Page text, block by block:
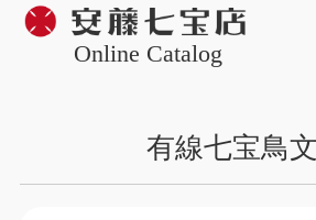
Online Catalog
有線七宝鳥